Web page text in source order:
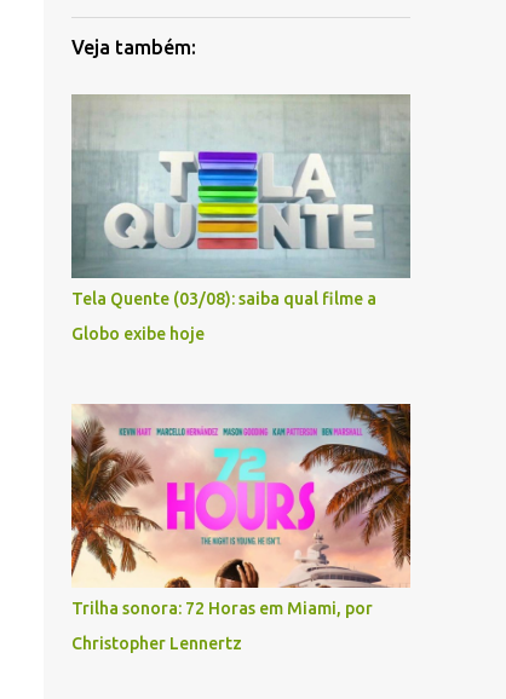
Veja também:
Tela Quente (03/08): saiba qual filme a
Globo exibe hoje
Trilha sonora: 72 Horas em Miami, por
Christopher Lennertz